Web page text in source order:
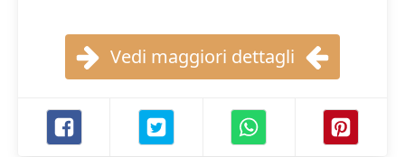
Vedi maggiori dettagli